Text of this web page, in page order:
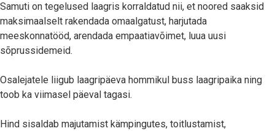
Samuti on tegelused laagris korraldatud nii, et noored saaksid
maksimaalselt rakendada omaalgatust, harjutada
meeskonnatööd, arendada empaatiavõimet, luua uusi
sõprussidemeid.
Osalejatele liigub laagripäeva hommikul buss laagripaika ning
toob ka viimasel päeval tagasi.
Hind sisaldab majutamist kämpingutes, toitlustamist,